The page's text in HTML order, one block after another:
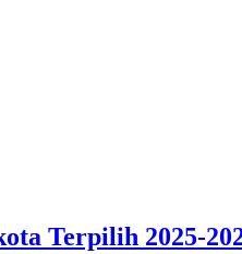
Terpilih 2025-